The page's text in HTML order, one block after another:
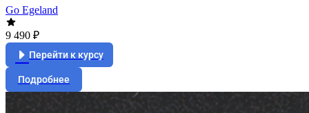
Go Egeland
9 490 ₽
Перейти к курсу
Подробнее